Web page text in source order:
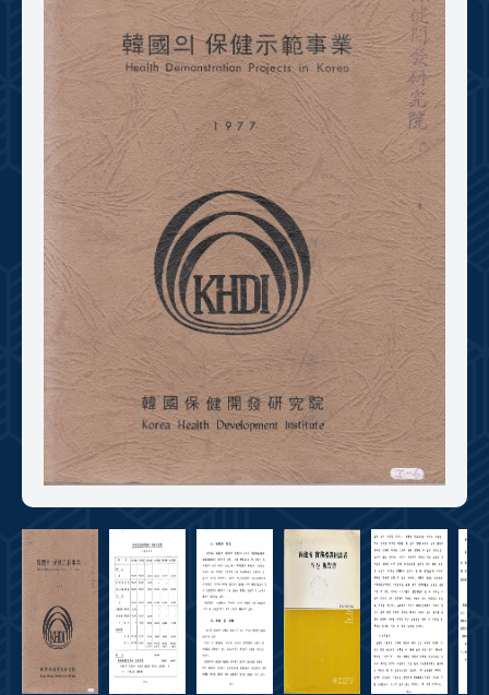
주년 기념
성과 50선 숫자로 보는 50년 50+1주년 광장
세계와 함께 한 KIHASA
VR 역사관